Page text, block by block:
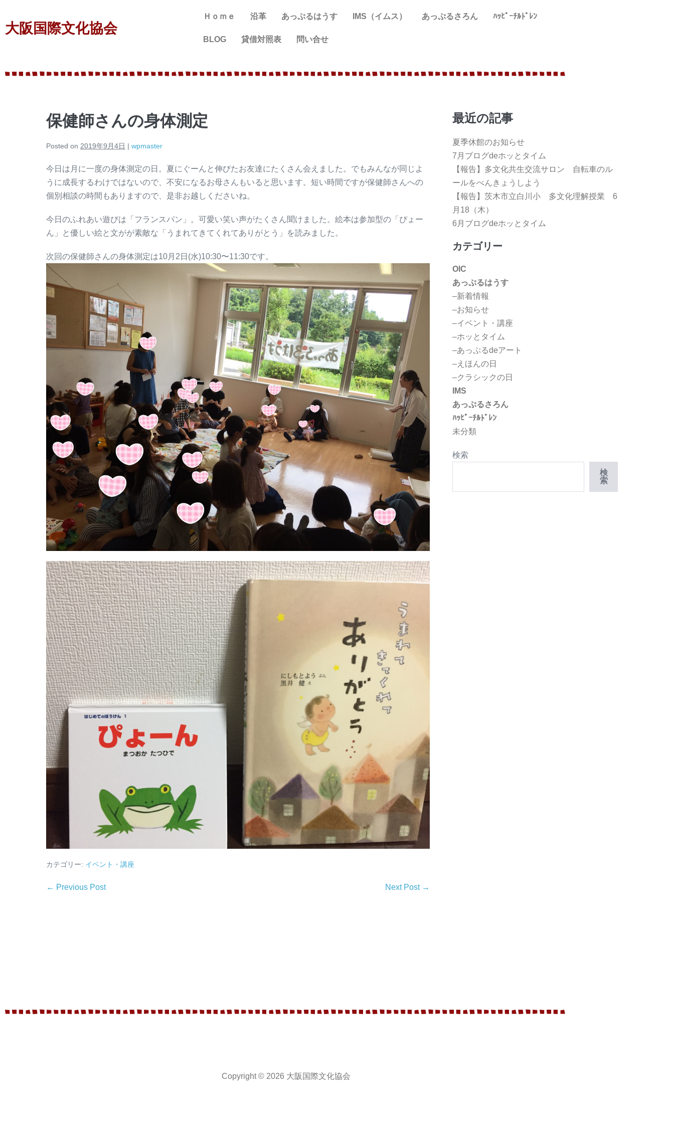
大阪国際文化協会
Ｈｏｍｅ 沿革 あっぷるはうす IMS（イムス） あっぷるさろん ﾊｯﾋﾟｰﾁﾙﾄﾞﾚﾝ
BLOG 貸借対照表 問い合せ
保健師さんの身体測定
Posted on 2019年9月4日 | wpmaster
今日は月に一度の身体測定の日。夏にぐーんと伸びたお友達にたくさん会えました。でもみんなが同じよ
うに成長するわけではないので、不安になるお母さんもいると思います。短い時間ですが保健師さんへの
個別相談の時間もありますので、是非お越しくださいね。
今日のふれあい遊びは「フランスパン」。可愛い笑い声がたくさん聞けました。絵本は参加型の「ぴょー
ん」と優しい絵と文がが素敵な「うまれてきてくれてありがとう」を読みました。
次回の保健師さんの身体測定は10月2日(水)10:30〜11:30です。
カテゴリー: イベント・講座
← Previous Post Next Post →
最近の記事
夏季休館のお知らせ
7月ブログdeホッとタイム
【報告】多文化共生交流サロン 自転車のル
ールをべんきょうしよう
【報告】茨木市立白川小 多文化理解授業 6
月18（木）
6月ブログdeホッとタイム
カテゴリー
OIC
あっぷるはうす
–新着情報
–お知らせ
–イベント・講座
–ホッとタイム
–あっぷるdeアート
–えほんの日
–クラシックの日
IMS
あっぷるさろん
ﾊｯﾋﾟｰﾁﾙﾄﾞﾚﾝ
未分類
検索
検
索
Copyright © 2026 大阪国際文化協会